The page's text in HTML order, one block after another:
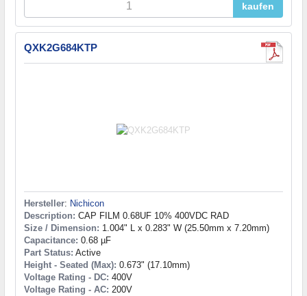
kaufen
QXK2G684KTP
Hersteller: Nichicon
Description: CAP FILM 0.68UF 10% 400VDC RAD
Size / Dimension: 1.004" L x 0.283" W (25.50mm x 7.20mm)
Capacitance: 0.68 µF
Part Status: Active
Height - Seated (Max): 0.673" (17.10mm)
Voltage Rating - DC: 400V
Voltage Rating - AC: 200V